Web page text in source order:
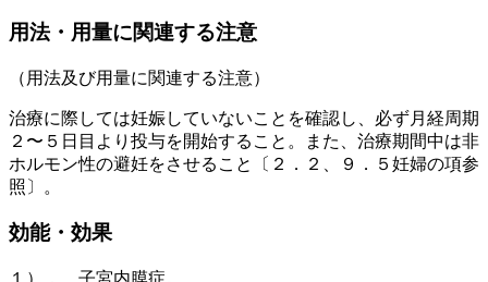
用法・用量に関連する注意
（用法及び用量に関連する注意）
治療に際しては妊娠していないことを確認し、必ず月経周期
２〜５日目より投与を開始すること。また、治療期間中は非
ホルモン性の避妊をさせること〔２．２、９．５妊婦の項参
照〕。
効能・効果
１）． 子宮内膜症。